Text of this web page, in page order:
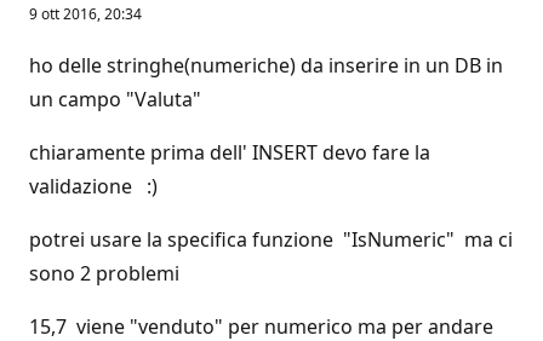
9 ott 2016, 20:34
ho delle stringhe(numeriche) da inserire in un DB in
un campo "Valuta"
chiaramente prima dell' INSERT devo fare la
validazione :)
potrei usare la specifica funzione "IsNumeric" ma ci
sono 2 problemi
15,7 viene "venduto" per numerico ma per andare